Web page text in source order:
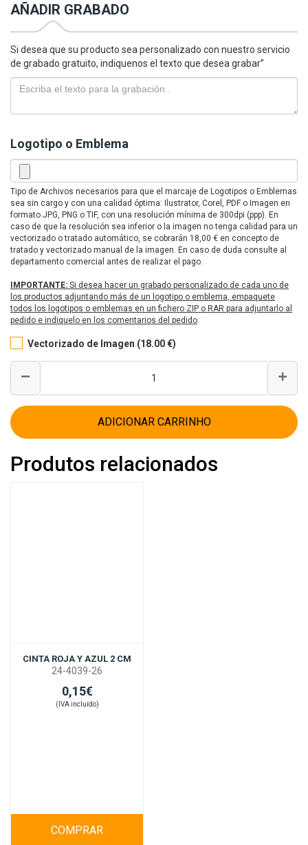
AÑADIR GRABADO
Si desea que su producto sea personalizado con nuestro servicio
de grabado gratuito, indiquenos el texto que desea grabar”
Logotipo o Emblema
Tipo de Archivos necesarios para que el marcaje de Logotipos o Emblemas
sea sin cargo y con una calidad óptima: Ilustrator, Corel, PDF o Imagen en
formato JPG, PNG o TIF, con una resolución mínima de 300dpi (ppp). En
caso de que la resolución sea inferior o la imagen no tenga calidad para un
vectorizado o tratado automático, se cobrarán 18,00 € en concepto de
tratado y vectorizado manual de la imagen. En caso de duda consulte al
departamento comercial antes de realizar el pago.
IMPORTANTE: Si desea hacer un grabado personalizado de cada uno de
los productos adjuntando más de un logotipo o emblema, empaquete
todos los logotipos o emblemas en un fichero ZIP o RAR para adjuntarlo al
pedido e indiquelo en los comentarios del pedido.
Vectorizado de Imagen (18.00 €)
ADICIONAR CARRINHO
Produtos relacionados
CINTA ROJA Y AZUL 2 CM
24-4039-26
0,15€
(IVA incluído)
COMPRAR